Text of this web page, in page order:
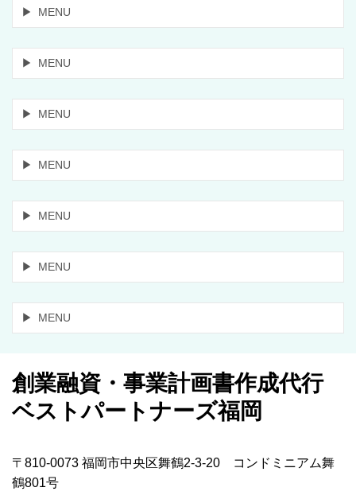
MENU
MENU
MENU
MENU
MENU
MENU
MENU
創業融資・事業計画書作成代行
ベストパートナーズ福岡
〒810-0073 福岡市中央区舞鶴2-3-20 コンドミニアム舞
鶴801号